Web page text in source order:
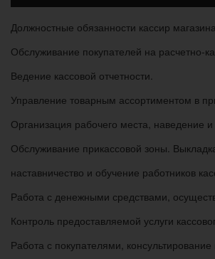
Должностные обязанности кассир магазина
Обслуживание покупателей на расчетно-
Ведение кассовой отчетности.
Управление товарным ассортиментом в
Организация рабочего места, наведение
Обслуживание прикассовой зоны.
наставничество и обучение работников
Работа с денежными средствами,
Контроль предоставляемой услуги
Работа с покупателями, консультирование